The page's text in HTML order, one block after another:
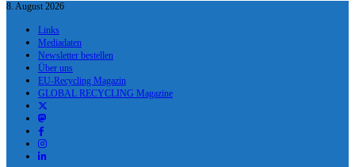
8. August 2026
Links
Mediadaten
Newsletter bestellen
Über uns
EU-Recycling Magazin
GLOBAL RECYCLING Magazine